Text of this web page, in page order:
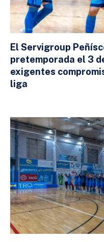
El Servigroup
pretemporada el 3
exigentes
liga